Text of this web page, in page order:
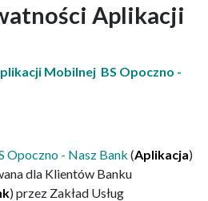
Aplikacji
Mobilnej BS Opoczno -
Opoczno - Nasz Bank (Aplikacja)
dla Klientów Banku
) przez Zakład Usług